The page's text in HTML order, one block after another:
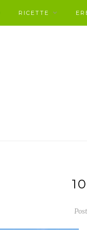
RICETTE